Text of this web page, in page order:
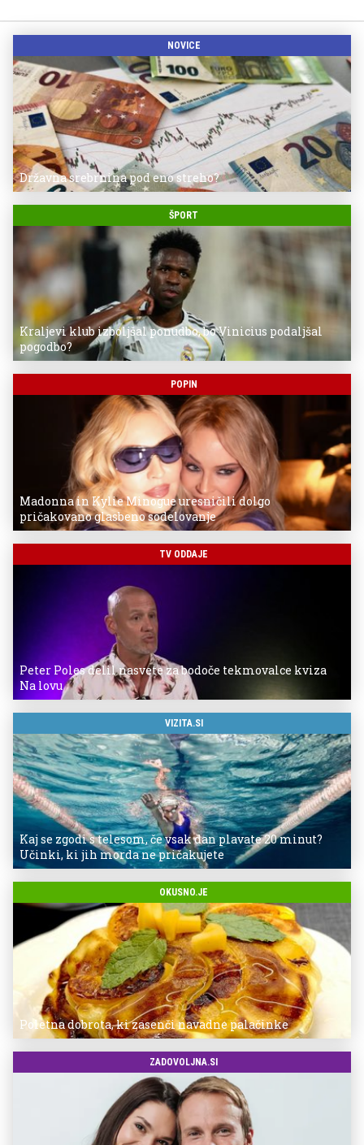
NOVICE
Državna srebrnina pod eno streho?
ŠPORT
Kraljevi klub izboljšal ponudbo, bo Vinicius podaljšal
pogodbo?
POPIN
Madonna in Kylie Minogue uresničili dolgo
pričakovano glasbeno sodelovanje
TV ODDAJE
Peter Poles delil nasvete za bodoče tekmovalce kviza
Na lovu
VIZITA.SI
Kaj se zgodi s telesom, če vsak dan plavate 20 minut?
Učinki, ki jih morda ne pričakujete
OKUSNO.JE
Poletna dobrota, ki zasenči navadne palačinke
ZADOVOLJNA.SI